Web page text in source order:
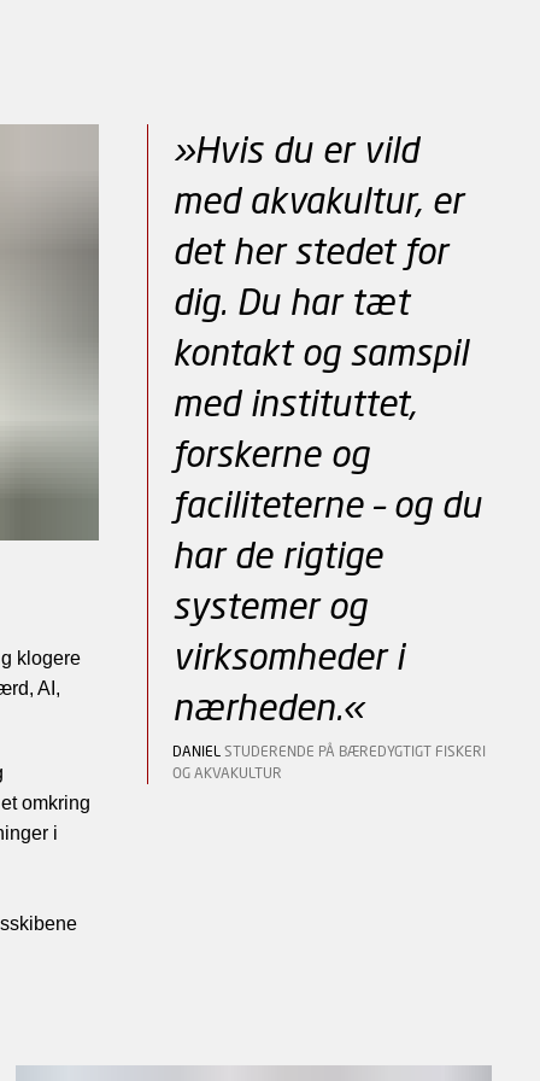
klogere
AI,
omkring
i
»Hvis du er vild
med akvakultur, er
det her stedet for
dig. Du har tæt
kontakt og samspil
med instituttet,
forskerne og
faciliteterne – og du
har de rigtige
systemer og
virksomheder i
nærheden.«
DANIEL STUDERENDE PÅ BÆREDYGTIGT FISKERI
OG AKVAKULTUR